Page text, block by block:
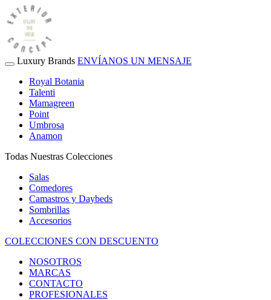
Luxury Brands ENVÍANOS UN MENSAJE
Royal Botania
Talenti
Mamagreen
Point
Umbrosa
Anamon
Todas Nuestras Colecciones
Salas
Comedores
Camastros y Daybeds
Sombrillas
Accesorios
COLECCIONES CON DESCUENTO
NOSOTROS
MARCAS
CONTACTO
PROFESIONALES